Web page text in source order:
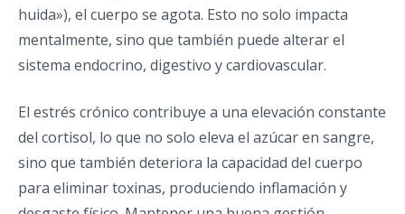
huida»), el cuerpo se agota. Esto no solo impacta
mentalmente, sino que también puede alterar el
sistema endocrino, digestivo y cardiovascular.
El estrés crónico contribuye a una elevación constante
del cortisol, lo que no solo eleva el azúcar en sangre,
sino que también deteriora la capacidad del cuerpo
para eliminar toxinas, produciendo inflamación y